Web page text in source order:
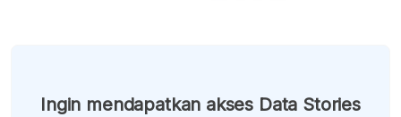
Ingin mendapatkan akses Data Stories